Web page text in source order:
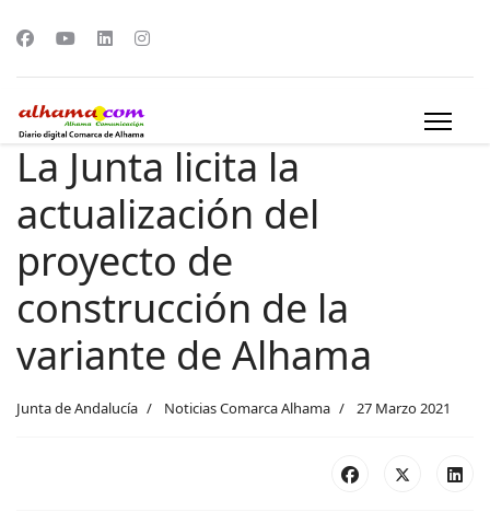
La Junta licita la
actualización del
proyecto de
construcción de la
variante de Alhama
Junta de Andalucía Noticias Comarca Alhama 27 Marzo 2021